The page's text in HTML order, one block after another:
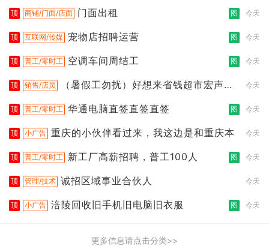
顶 商铺/门面/店面 门面出租 图 今天
顶 互联网/传媒 宠物店招聘运营 图 今天
顶 普工/零时工 空调车间周结工 图 今天
顶 销售/店员
（暑假工勿扰）好想来省钱超市宏声桥
今天
顶 普工/零时工 华通电脑直签直签直签 图 今天
顶 小广告 重庆的小伙伴看过来，我这边是和重庆本 今天
顶 普工/零时工 新工厂高薪招聘，普工100人 图 今天
顶 管理/技术 诚招区域事业合伙人 今天
顶 小广告 涪陵回收旧手机旧电脑旧衣服 图 今天
更多信息请点击分类>>